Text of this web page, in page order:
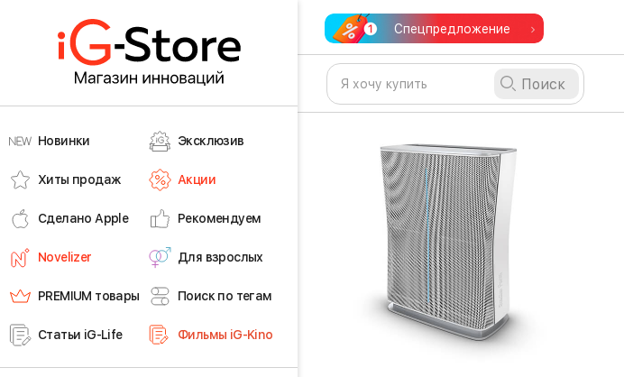
Новинки Эксклюзив
Хиты продаж Акции
Сделано Apple Рекомендуем
Novelizer Для взрослых
PREMIUM товары Поиск по тегам
Статьи iG-Life Фильмы iG-Kino
Спецпредложение
Поиск